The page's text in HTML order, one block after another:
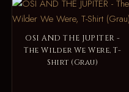
OSI AND THE JUPITER -
The Wilder We Were, T-
Shirt (Grau)